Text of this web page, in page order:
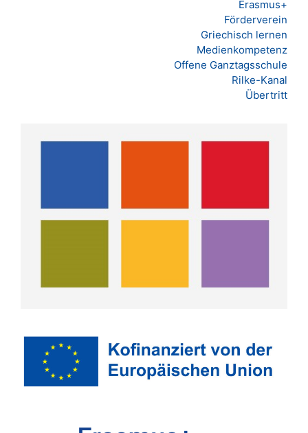
Erasmus+
Förderverein
Griechisch lernen
Medienkompetenz
Offene Ganztagsschule
Rilke-Kanal
Übertritt